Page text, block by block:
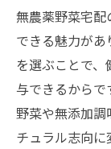
無農薬野菜宅
できる魅力が
を選ぶことで
与できるからで
野菜や無添加
チュラル志向